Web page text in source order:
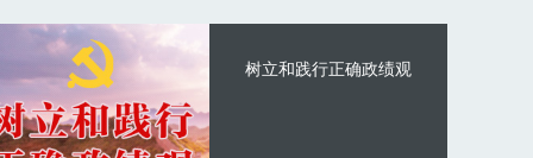
树立和践行正确政绩观